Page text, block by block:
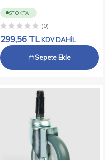
Rulmanlı Polipropilen Üzeri
Teker
STOKTA
(0)
299,56 TL KDV DAHİL
Sepete Ekle